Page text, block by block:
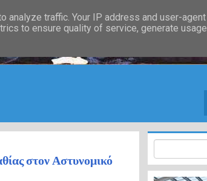
στον Αστυνομικό
traffic. Your IP address and user-agent
to ensure quality of service, generate usage